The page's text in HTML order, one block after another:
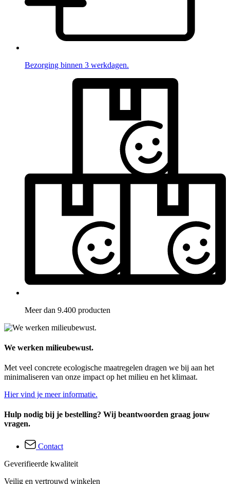
Bezorging binnen 3 werkdagen.
Meer dan 9.400 producten
We werken milieubewust.
Met veel concrete ecologische maatregelen dragen we bij aan het
minimaliseren van onze impact op het milieu en het klimaat.
Hier vind je meer informatie.
Hulp nodig bij je bestelling? Wij beantwoorden graag jouw
vragen.
Contact
Geverifieerde kwaliteit
Veilig en vertrouwd winkelen